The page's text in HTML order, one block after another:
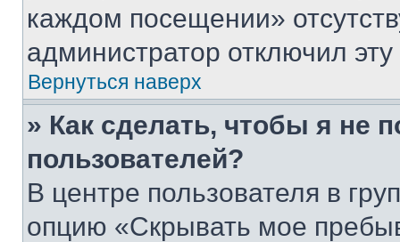
каждом посещении»
администратор отключил
Вернуться наверх
» Как сделать, чтобы я не
пользователей?
В центре пользователя в
опцию «Скрывать мое